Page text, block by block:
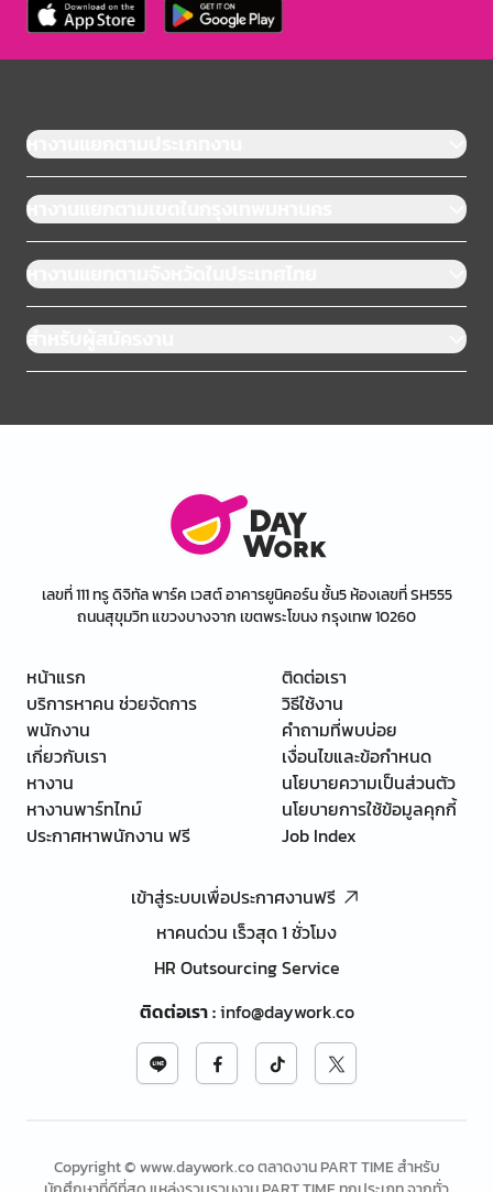
หางานแยกตามประเภทงาน
หางานแยกตามเขตในกรุงเทพมหานคร
หางานแยกตามจังหวัดในประเทศไทย
สำหรับผู้สมัครงาน
เลขที่ 111 ทรู ดิจิทัล พาร์ค เวสต์ อาคารยูนิคอร์น ชั้น5 ห้องเลขที่ SH555
ถนนสุขุมวิท แขวงบางจาก เขตพระโขนง กรุงเทพ 10260
หน้าแรก
บริการหาคน ช่วยจัดการ
พนักงาน
เกี่ยวกับเรา
หางาน
หางานพาร์ทไทม์
ประกาศหาพนักงาน ฟรี
ติดต่อเรา
วิธีใช้งาน
คำถามที่พบบ่อย
เงื่อนไขและข้อกำหนด
นโยบายความเป็นส่วนตัว
นโยบายการใช้ข้อมูลคุกกี้
Job Index
เข้าสู่ระบบเพื่อประกาศงานฟรี
หาคนด่วน เร็วสุด 1 ชั่วโมง
HR Outsourcing Service
ติดต่อเรา:info@daywork.co
Copyright © www.daywork.co ตลาดงาน PART TIME สำหรับ